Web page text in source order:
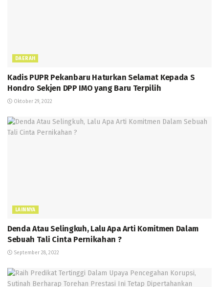
DAERAH
Kadis PUPR Pekanbaru Haturkan Selamat Kepada S
Hondro Sekjen DPP IMO yang Baru Terpilih
Oktober 29, 2022
LAINNYA
Denda Atau Selingkuh, Lalu Apa Arti Komitmen Dalam
Sebuah Tali Cinta Pernikahan ?
September 28, 2022